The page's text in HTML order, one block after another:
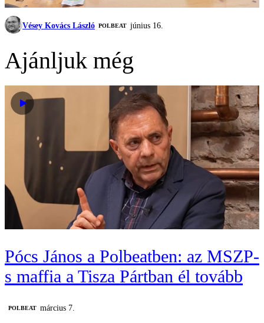
Vésey Kovács László ‎POLBEAT június 16.
Ajánljuk még
Pócs János a Polbeatben: az MSZP-
s maffia a Tisza Pártban él tovább
‎POLBEAT március 7.